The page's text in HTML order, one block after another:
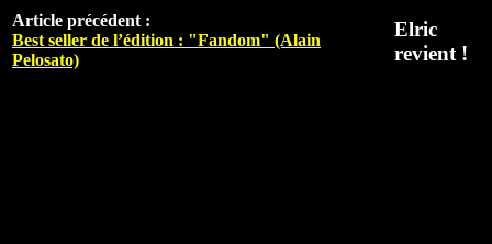
Article précédent :
Best seller de l’édition : "Fandom" (Alain
Pelosato)
Elric
revient !